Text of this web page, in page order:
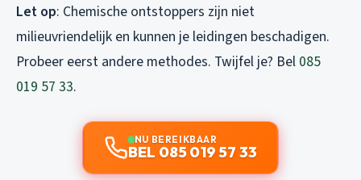
Let op: Chemische ontstoppers zijn niet
milieuvriendelijk en kunnen je leidingen beschadigen.
Probeer eerst andere methodes. Twijfel je? Bel 085
019 57 33.
NU BEREIKBAAR
BEL 085 019 57 33